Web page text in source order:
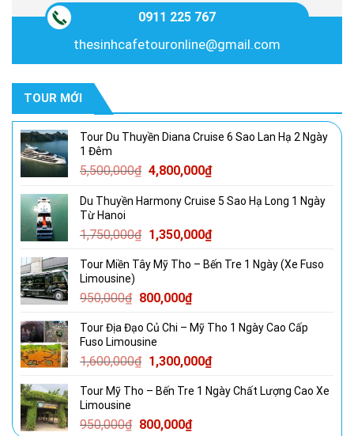
0911 225 767
thesinhcafetouronline@gmail.com
TOUR MỚI
Tour Du Thuyền Diana Cruise 6 Sao Lan Hạ 2 Ngày
1 Đêm
5,500,000₫ Giá
là:
4,800,000₫Giá
tại
4,800,000₫.
Du Thuyền Harmony Cruise 5 Sao Hạ Long 1 Ngày
Từ Hanoi
1,750,000₫ Giá
là:
1,350,000₫Giá
tại
Tour Miền Tây Mỹ Tho – Bến Tre 1 Ngày (Xe Fuso
Limousine)
950,000₫ Giá
là:
950,000₫.
800,000₫Giá
tại
800,000₫.
Tour Địa Đạo Củ Chi – Mỹ Tho 1 Ngày Cao Cấp
Fuso Limousine
1,600,000₫ Giá
là:
1,300,000₫Giá
tại
Tour Mỹ Tho – Bến Tre 1 Ngày Chất Lượng Cao Xe
Limousine
950,000₫ Giá
800,000₫Giá